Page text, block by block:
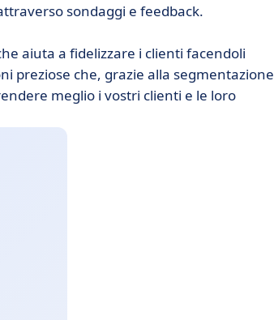
sondaggi e feedback.
aiuta a fidelizzare i clienti facendoli
preziose che, grazie alla segmentazione
meglio i vostri clienti e le loro